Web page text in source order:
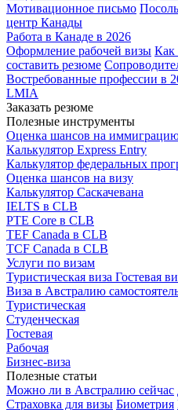
Мотивационное письмо
центр Канады
Работа в Канаде в 2026
Оформление рабочей визы Как
составить резюме
Востребованные профессии в
LMIA
Заказать резюме
Полезные инструменты
Оценка шансов на
Калькулятор Express Entry
Калькулятор федеральных
Оценка шансов на визу
Калькулятор Саскачевана
IELTS в CLB
PTE Core в CLB
TEF Canada в CLB
TCF Canada в CLB
Услуги по визам
Туристическая виза Гостевая
Виза в Австралию
Туристическая
Студенческая
Гостевая
Рабочая
Бизнес-виза
Полезные статьи
Можно ли в Австралию сейчас
Страховка для визы Биометрия